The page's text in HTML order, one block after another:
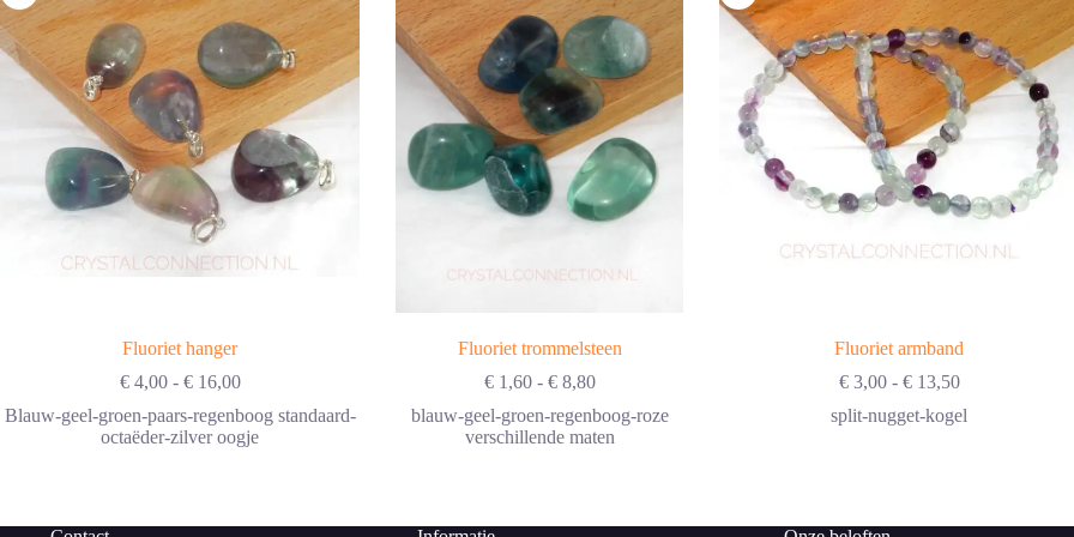
Fluoriet hanger
€4,00 - €16,00Prijsklasse:
tot
€ 16,00
Blauw-geel-groen-paars-regenboog standaard-
octaëder-zilver oogje
Fluoriet trommelsteen
€1,60 - €8,80Prijsklasse:
tot
€ 8,80
blauw-geel-groen-regenboog-roze
verschillende maten
Fluoriet armband
€3,00 - €13,50Prijsklasse:
tot
split-nugget-kogel